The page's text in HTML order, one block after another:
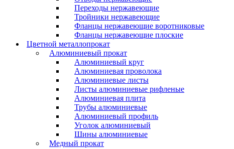
Переходы нержавеющие
Тройники нержавеющие
Фланцы нержавеющие воротниковые
Фланцы нержавеющие плоские
Цветной металлопрокат
Алюминиевый прокат
Алюминиевый круг
Алюминиевая проволока
Алюминиевые листы
Листы алюминиевые рифленые
Алюминиевая плита
Трубы алюминиевые
Алюминиевый профиль
Уголок алюминиевый
Шины алюминиевые
Медный прокат